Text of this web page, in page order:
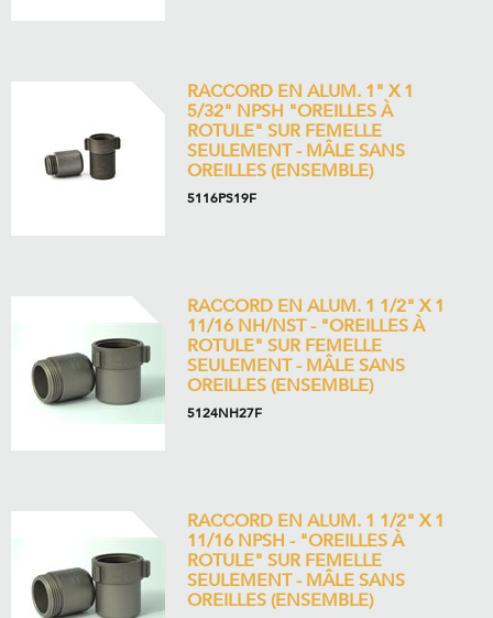
RACCORD EN ALUM. 1" X 1
5/32" NPSH "OREILLES À
ROTULE" SUR FEMELLE
SEULEMENT - MÂLE SANS
OREILLES (ENSEMBLE)
5116PS19F
RACCORD EN ALUM. 1 1/2" X 1
11/16 NH/NST - "OREILLES À
ROTULE" SUR FEMELLE
SEULEMENT - MÂLE SANS
OREILLES (ENSEMBLE)
5124NH27F
RACCORD EN ALUM. 1 1/2" X 1
11/16 NPSH - "OREILLES À
ROTULE" SUR FEMELLE
SEULEMENT - MÂLE SANS
OREILLES (ENSEMBLE)